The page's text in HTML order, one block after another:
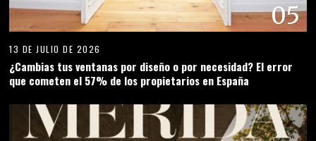
05
13 DE JULIO DE 2026
¿Cambias tus ventanas por diseño o por necesidad? El error
que cometen el 57% de los propietarios en España